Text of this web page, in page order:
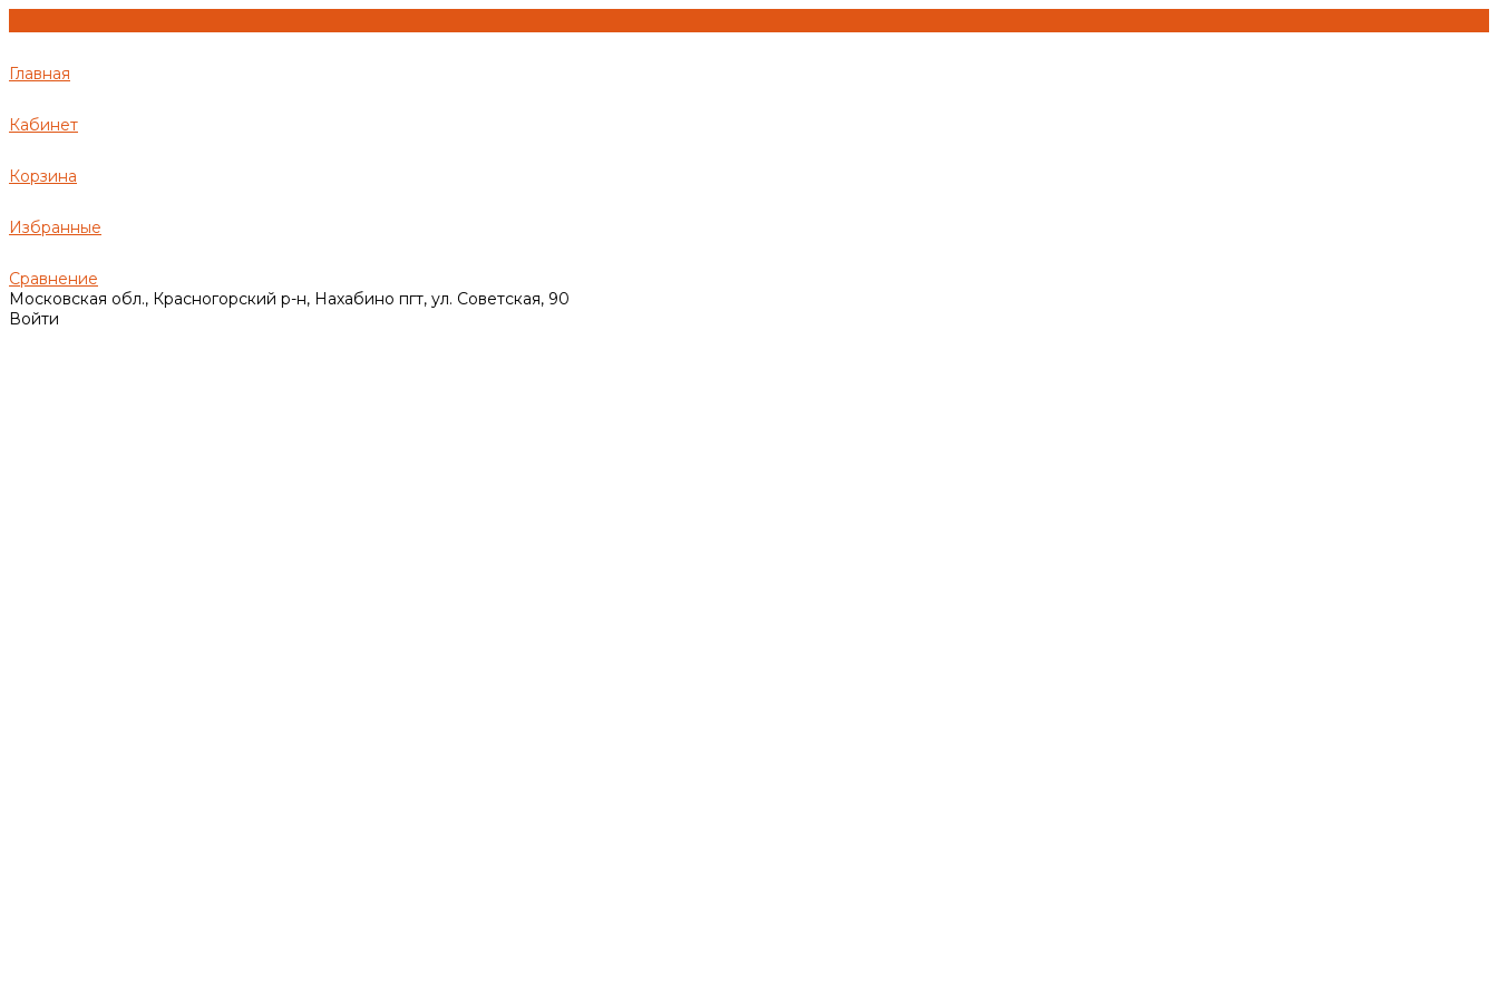
Главная
Кабинет
Корзина
Избранные
Сравнение
Московская обл., Красногорский р-н, Нахабино пгт, ул. Советская, 90
Войти